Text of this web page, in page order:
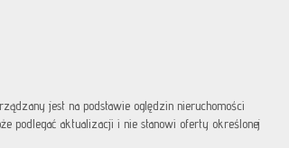
jest na podstawie oględzin nieruchomości
podlegać aktualizacji i nie stanowi oferty określonej